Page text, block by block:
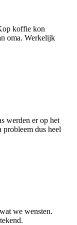
koffie kon
oma. Werkelijk
werden er op het
dus heel
we wensten.